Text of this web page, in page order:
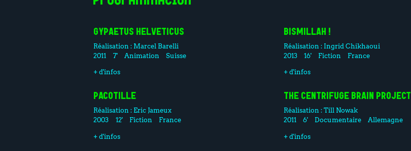
GYPAETUS HELVETICUS
Réalisation : Marcel Barelli
2011
7' Animation Suisse
+ d'infos
BISMILLAH !
Réalisation : Ingrid Chikhaoui
2013
16' Fiction France
+ d'infos
PACOTILLE
Réalisation : Eric Jameux
2003
12' Fiction France
+ d'infos
THE CENTRIFUGE BRAIN PROJECT
Réalisation :Till Nowak
2011
6' Documentaire Allemagne
+ d'infos